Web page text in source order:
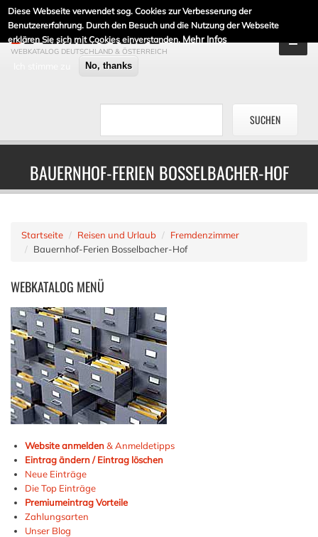
Diese Webseite verwendet sog. Cookies zur Verbesserung der
Benutzererfahrung. Durch den Besuch und die Nutzung der Webseite
erklären Sie sich mit Cookies einverstanden. Mehr Infos
No, thanks
DE-LINKLISTE.DE
WEBKATALOG DEUTSCHLAND & ÖSTERREICH
BAUERNHOF-FERIEN BOSSELBACHER-HOF
Startseite Reisen und Urlaub
Fremdenzimmer
Bauernhof-Ferien Bosselbacher-Hof
WEBKATALOG MENÜ
Website anmelden& Anmeldetipps
Eintrag ändern / Eintrag löschen
Neue Einträge
Die Top Einträge
Premiumeintrag Vorteile
Zahlungsarten
Unser Blog